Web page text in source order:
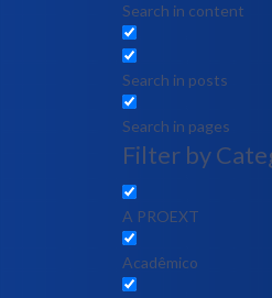
Search in content
Search in posts
Search in pages
Filter by
A PROEXT
Acadêmico